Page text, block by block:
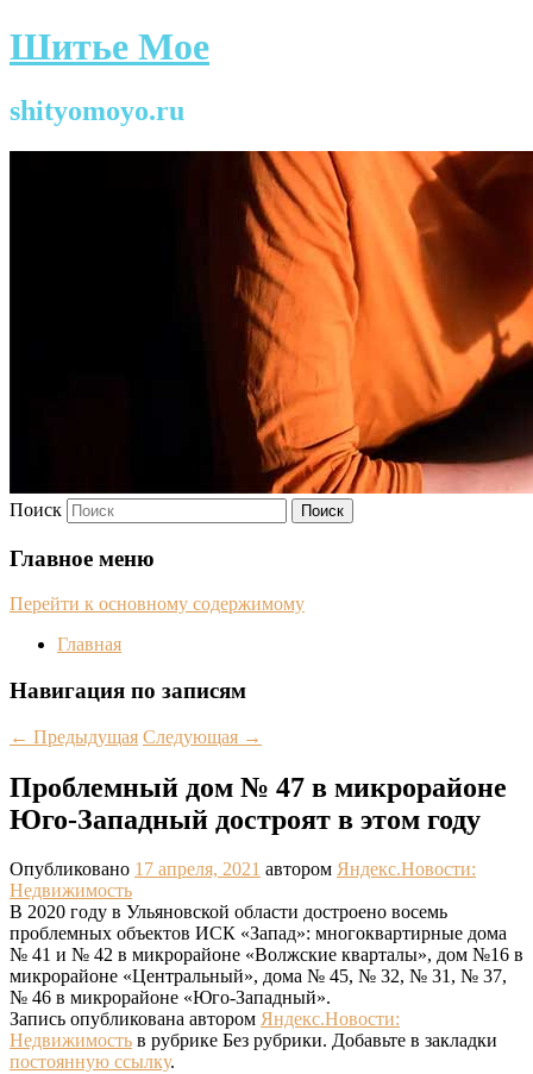
Шитье Мое
shityomoyo.ru
Поиск
Главное меню
Перейти к основному содержимому
Главная
Навигация по записям
← Предыдущая Следующая →
Проблемный дом № 47 в микрорайоне
Юго-Западный достроят в этом году
Опубликовано 17 апреля, 2021 автором Яндекс.Новости:
Недвижимость
В 2020 году в Ульяновской области достроено восемь
проблемных объектов ИСК «Запад»: многоквартирные дома
№ 41 и № 42 в микрорайоне «Волжские кварталы», дом №16 в
микрорайоне «Центральный», дома № 45, № 32, № 31, № 37,
№ 46 в микрорайоне «Юго-Западный».
Запись опубликована автором Яндекс.Новости:
Недвижимость в рубрике Без рубрики. Добавьте в закладки
постоянную ссылку.